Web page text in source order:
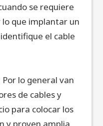
se requiere
que implantar un
el cable
Por lo general van
de cables y
para colocar los
y proven amplia